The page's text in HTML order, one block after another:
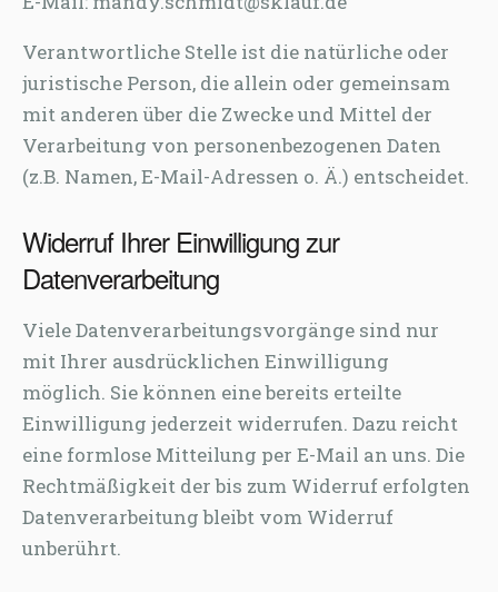
Verantwortliche Stelle ist die natürliche oder
juristische Person, die allein oder gemeinsam
mit anderen über die Zwecke und Mittel der
Verarbeitung von personenbezogenen Daten
(z.B. Namen, E-Mail-Adressen o. Ä.) entscheidet.
Widerruf Ihrer Einwilligung zur
Datenverarbeitung
Viele Datenverarbeitungsvorgänge sind nur
mit Ihrer ausdrücklichen Einwilligung
möglich. Sie können eine bereits erteilte
Einwilligung jederzeit widerrufen. Dazu reicht
eine formlose Mitteilung per E-Mail an uns. Die
Rechtmäßigkeit der bis zum Widerruf erfolgten
Datenverarbeitung bleibt vom Widerruf
unberührt.